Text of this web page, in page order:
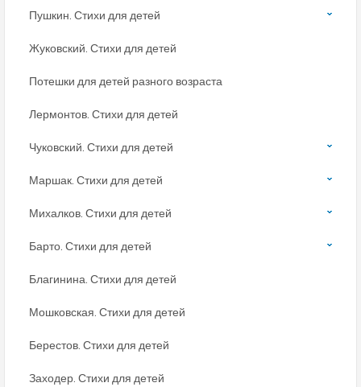
Пушкин. Стихи для детей
Жуковский. Стихи для детей
Потешки для детей разного возраста
Лермонтов. Стихи для детей
Чуковский. Стихи для детей
Маршак. Стихи для детей
Михалков. Стихи для детей
Барто. Стихи для детей
Благинина. Стихи для детей
Мошковская. Стихи для детей
Берестов. Стихи для детей
Заходер. Стихи для детей